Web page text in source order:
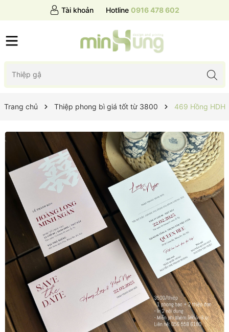
Tài khoản Hotline 0916 478 602
Trang chủ Thiệp phong bì giá tốt từ 3800 469 Hồng HDH